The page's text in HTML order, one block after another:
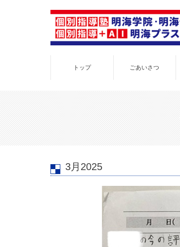
トップ ごあいさつ
3月2025